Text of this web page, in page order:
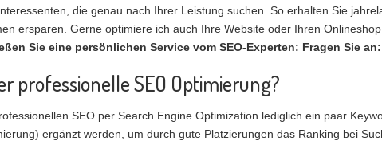
die genau nach Ihrer Leistung suchen. So erhalten Sie
ersparen. Gerne optimiere ich auch Ihre Website oder Ihren
Sie eine persönlichen Service vom SEO-Experten: Fragen Sie
professionelle SEO Optimierung?
SEO per Search Engine Optimization lediglich ein paar
ergänzt werden, um durch gute Platzierungen das Ranking bei